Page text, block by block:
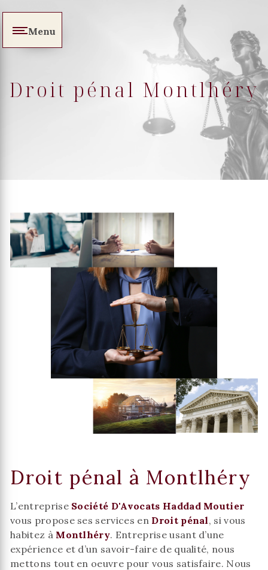
Menu
Droit pénal Montlhéry
Droit pénal à Montlhéry
L’entreprise Société D'Avocats Haddad Moutier
vous propose ses services en Droit pénal, si vous
habitez à Montlhéry. Entreprise usant d’une
expérience et d’un savoir-faire de qualité, nous
mettons tout en oeuvre pour vous satisfaire. Nous